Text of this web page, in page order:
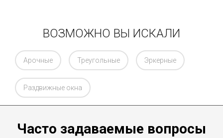
ВОЗМОЖНО ВЫ ИСКАЛИ
Арочные Треугольные Эркерные
Раздвижные окна
Часто задаваемые вопросы